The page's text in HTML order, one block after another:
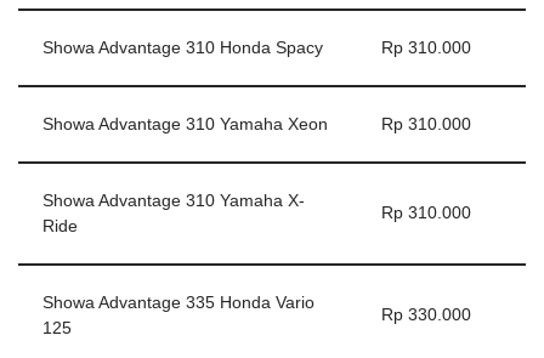
Showa Advantage 310 Honda Spacy Rp 310.000
Showa Advantage 310 Yamaha Xeon Rp 310.000
Showa Advantage 310 Yamaha X-
Ride
Rp 310.000
Showa Advantage 335 Honda Vario
125
Rp 330.000